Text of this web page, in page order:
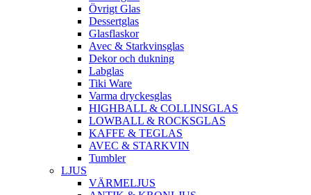
Övrigt Glas
Dessertglas
Glasflaskor
Avec & Starkvinsglas
Dekor och dukning
Labglas
Tiki Ware
Varma dryckesglas
HIGHBALL & COLLINSGLAS
LOWBALL & ROCKSGLAS
KAFFE & TEGLAS
AVEC & STARKVIN
Tumbler
LJUS
VÄRMELJUS